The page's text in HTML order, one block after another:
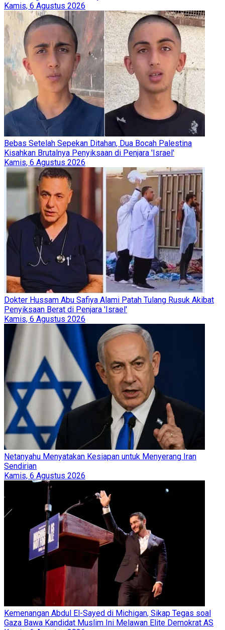
Kamis, 6 Agustus 2026
Bebas Setelah Sepekan Ditahan, Dua Bocah Palestina
Kisahkan Brutalnya Penyiksaan di Penjara 'Israel'
Kamis, 6 Agustus 2026
Dokter Hussam Abu Safiya Alami Patah Tulang Rusuk Akibat
Penyiksaan Berat di Penjara 'Israel'
Kamis, 6 Agustus 2026
Netanyahu Menyatakan Kesiapan untuk Menyerang Iran
Sendirian
Kamis, 6 Agustus 2026
Kemenangan Abdul El-Sayed di Michigan, Sikap Tegas soal
Gaza Bawa Kandidat Muslim Ini Melawan Elite Demokrat AS